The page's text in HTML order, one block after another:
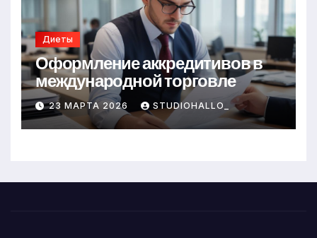
Диеты
Оформление аккредитивов в
международной торговле
23 МАРТА 2026 STUDIOHALLO_